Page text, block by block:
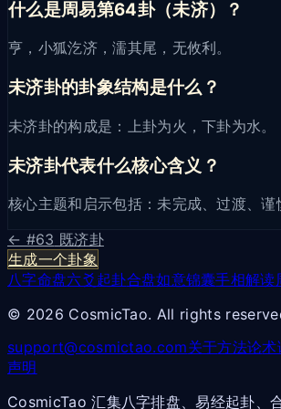
什么是周易第64卦（未济）？
亨，小狐汔济，濡其尾，无攸利。
未济卦的卦象结构是什么？
未济卦的构成是：上卦为火，下卦为水。
未济卦代表什么核心含义？
核心主题和启示包括：未完成、过渡、谨
← #63 既济卦
生成一个卦象
八字命盘六爻起卦合盘如意锦囊手相解读
© 2026 CosmicTao. All rights
support@cosmictao.com关于方法论术
声明
CosmicTao 汇集八字排盘、易经起卦、